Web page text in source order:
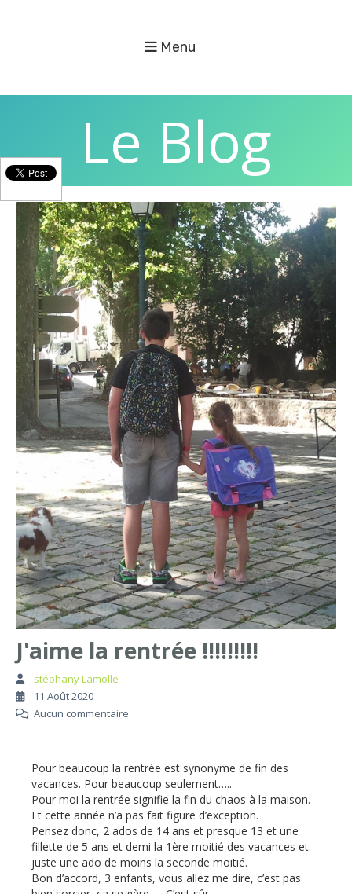
Menu
Le Blog
J'aime la rentrée !!!!!!!!!
stéphany Lamolle
11 Août 2020
Aucun commentaire
Pour beaucoup la rentrée est synonyme de fin des
vacances. Pour beaucoup seulement…..
Pour moi la rentrée signifie la fin du chaos à la maison.
Et cette année n’a pas fait figure d’exception.
Pensez donc, 2 ados de 14 ans et presque 13 et une
fillette de 5 ans et demi la 1ère moitié des vacances et
juste une ado de moins la seconde moitié.
Bon d’accord, 3 enfants, vous allez me dire, c’est pas